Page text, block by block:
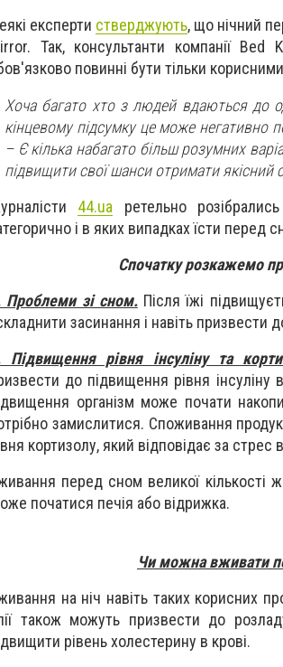
експерти стверджують, що нічний
Так, консультанти компанії
повинні бути тільки
Хоча багато хто з людей вдаються до
кінцевому підсумку це може негативно
– Є кілька набагато більш розумних
підвищити свої шанси отримати якісний
44.ua ретельно
і в яких випадках їсти перед
Спочатку розкажемо
Проблеми зі сном.Після їжі
засинання і навіть призвести
Підвищення рівня інсуліну та
до підвищення рівня інсуліну
організм може почати
замислитися. Споживання
кортизолу, який відповідає за стрес
перед сном великої кількості
початися печія або відрижка.
Чи можна вживати
на ніч навіть таких корисних
також можуть призвести до
рівень холестерину в крові.